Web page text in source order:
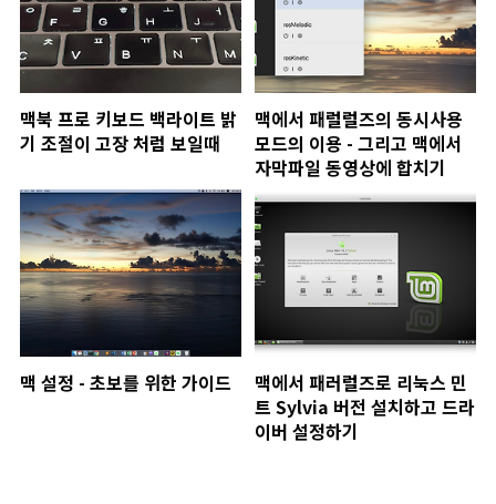
맥북 프로 키보드 백라이트 밝
기 조절이 고장 처럼 보일때
맥에서 패럴럴즈의 동시사용
모드의 이용 - 그리고 맥에서
자막파일 동영상에 합치기
맥 설정 - 초보를 위한 가이드
맥에서 패러럴즈로 리눅스 민
트 Sylvia 버전 설치하고 드라
이버 설정하기